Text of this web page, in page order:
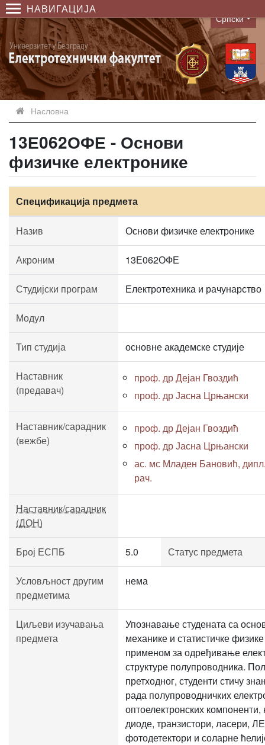
НАВИГАЦИЈА
Language
Српски
Насловна
13Е062ОФЕ - Основи
физичке електронике
Спецификација предмета
Назив Основи физичке електронике
Акроним 13Е062ОФЕ
Студијски програм Електротехника и рачунарство
Модул
Тип студија основне академске студије
Наставник
(предавач)
проф. др Дејан Гвоздић
проф. др Јасна Црњански
Наставник/сарадник
(вежбе)
проф. др Дејан Гвоздић
проф. др Јасна Црњански
ас. мс Младен Бановић,
рач.
Наставник/сарадник
(ДОН)
Број ЕСПБ 5.0 Статус предмета
Условљност другим
предметима
нема
Циљеви изучавања
предмета
Упознавање студената са
механике и статистичке
применом за одређивање
структуре полупроводника.
претходног, студенти стичу
рада полупроводничких
оптоелектронских компоненти,
диоде, транзистори, ласери,
фотодетектори и соларне